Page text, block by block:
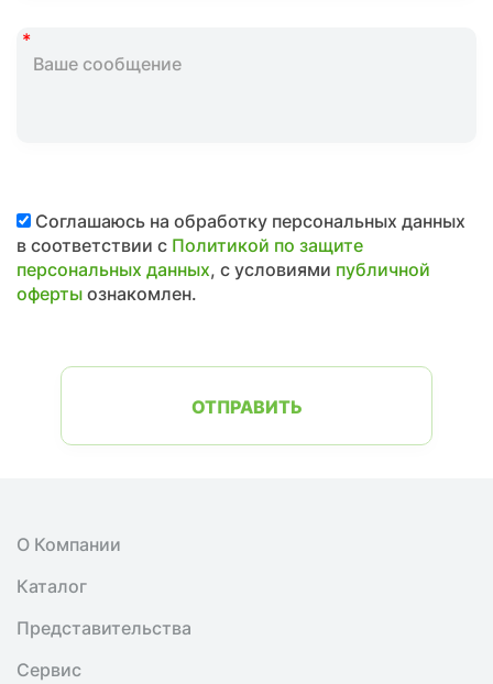
Соглашаюсь на обработку персональных данных
в соответствии с Политикой по защите
персональных данных, с условиями публичной
офертыознакомлен.
ОТПРАВИТЬ
О Компании
Каталог
Представительства
Сервис